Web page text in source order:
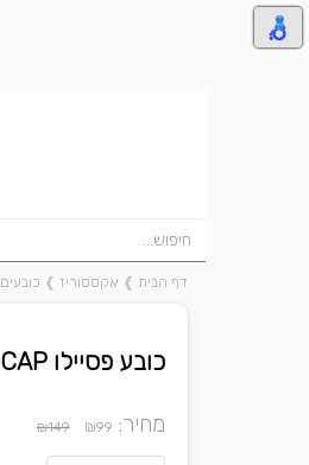
דף הבית ❱ אקססוריז ❱ כובעים
כובע פסיילו TUBE RMX CAP
מחיר: ₪99
₪149